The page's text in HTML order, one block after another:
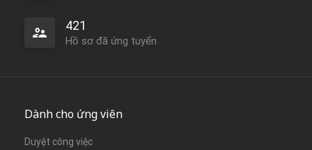
421
Hồ sơ đã ứng tuyển
Dành cho ứng viên
Duyệt công việc